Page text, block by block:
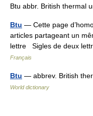
Btu abbr. British thermal
Btu — Cette page
articles partageant un
lettre Sigles de deux
Français
Btu — abbrev. British
World dictionary